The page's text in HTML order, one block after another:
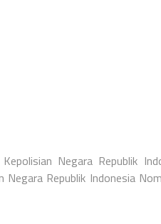
Negara Republik
Negara Republik Indonesia